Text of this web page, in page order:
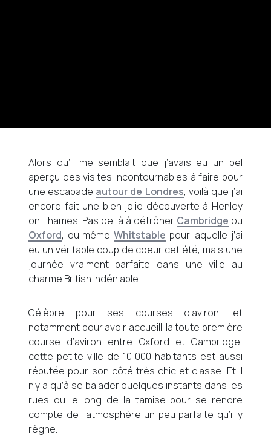
Alors qu’il me semblait que j’avais eu un bel
aperçu des visites incontournables à faire pour
une escapade autour de Londres, voilà que j’ai
encore fait une bien jolie découverte à Henley
on Thames. Pas de là à détrôner Cambridge ou
Oxford, ou même Whitstable pour laquelle j’ai
eu un véritable coup de coeur cet été, mais une
journée vraiment parfaite dans une ville au
charme British indéniable.
Célèbre pour ses courses d’aviron, et
notamment pour avoir accueilli la toute première
course d’aviron entre Oxford et Cambridge,
cette petite ville de 10 000 habitants est aussi
réputée pour son côté très chic et classe. Et il
n’y a qu’à se balader quelques instants dans les
rues ou le long de la tamise pour se rendre
compte de l’atmosphère un peu parfaite qu’il y
règne.